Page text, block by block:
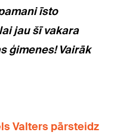
īsto
jau šī vakara
ģimenes! Vairāk
Valters pārsteidz